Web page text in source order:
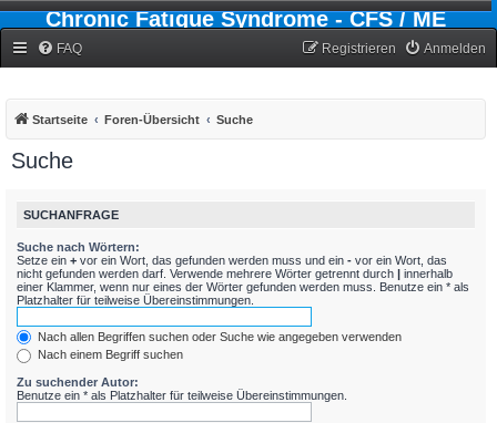
Chronic Fatigue Syndrome - CFS / ME
FAQ Anmelden
Registrieren
Startseite Foren-Übersicht Suche
Suche
SUCHANFRAGE
Suche nach Wörtern:
Setze ein + vor ein Wort, das gefunden werden muss und ein - vor ein Wort, das
nicht gefunden werden darf. Verwende mehrere Wörter getrennt durch | innerhalb
einer Klammer, wenn nur eines der Wörter gefunden werden muss. Benutze ein * als
Platzhalter für teilweise Übereinstimmungen.
Nach allen Begriffen suchen oder Suche wie angegeben verwenden
Nach einem Begriff suchen
Zu suchender Autor:
Benutze ein * als Platzhalter für teilweise Übereinstimmungen.